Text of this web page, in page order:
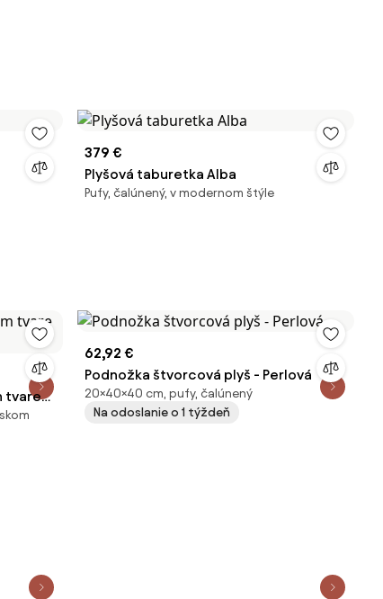
379 €
Plyšová taburetka Alba
Pufy, čalúnený, v modernom štýle
tvare
62,92 €
Podnožka štvorcová plyš - Perlová
20×40×40 cm, pufy, čalúnený
Na odoslanie o 1 týždeň